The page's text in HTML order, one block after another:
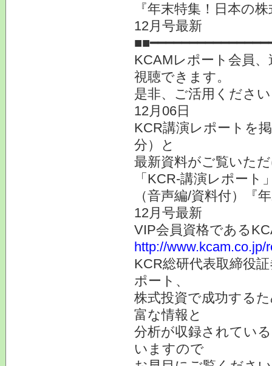
『年末特集！日本の
12月号最新
KCAMレポート会員
視聴できます。
是非、ご活用くださ
12月06日
KCR講演レポートを
分）と
最新資料がご覧いた
「KCR-講演レポー
（音声編/資料付）『
12月号最新
VIP会員資格である
http://www.kcam.co.jp/
KCR総研代表取締役
ポート、
株式投資で成功する
富な情報と
分析が収録されてい
いますので